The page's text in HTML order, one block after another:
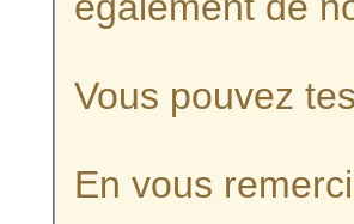
Vous pouvez
En vous